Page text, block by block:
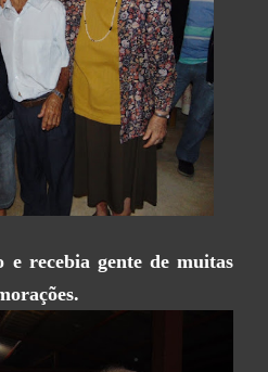
recebia gente de muitas